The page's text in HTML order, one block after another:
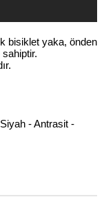
bisiklet yaka, önden
- Antrasit -